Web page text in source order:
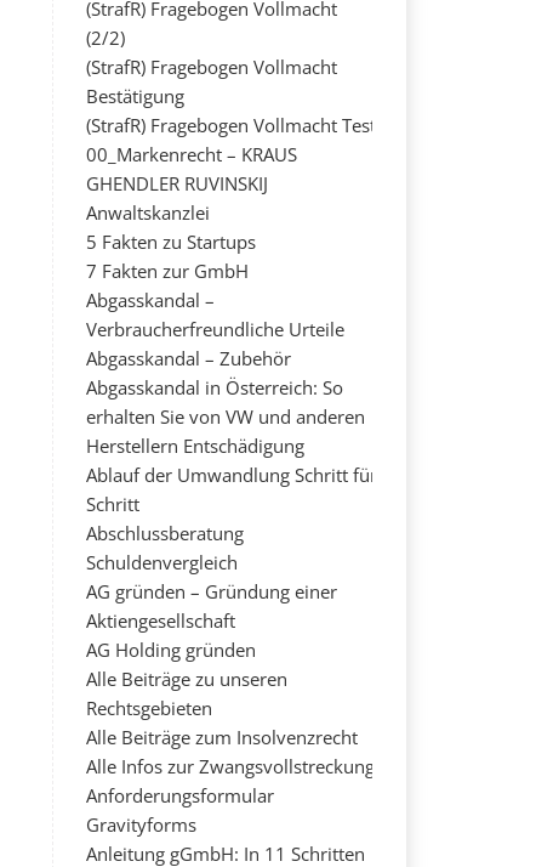
(StrafR) Fragebogen Vollmacht
(2/2)
(StrafR) Fragebogen Vollmacht
Bestätigung
(StrafR) Fragebogen Vollmacht Test
00_Markenrecht – KRAUS
GHENDLER RUVINSKIJ
Anwaltskanzlei
5 Fakten zu Startups
7 Fakten zur GmbH
Abgasskandal –
Verbraucherfreundliche Urteile
Abgasskandal – Zubehör
Abgasskandal in Österreich: So
erhalten Sie von VW und anderen
Herstellern Entschädigung
Ablauf der Umwandlung Schritt für
Schritt
Abschlussberatung
Schuldenvergleich
AG gründen – Gründung einer
Aktiengesellschaft
AG Holding gründen
Alle Beiträge zu unseren
Rechtsgebieten
Alle Beiträge zum Insolvenzrecht
Alle Infos zur Zwangsvollstreckung
Anforderungsformular
Gravityforms
Anleitung gGmbH: In 11 Schritten